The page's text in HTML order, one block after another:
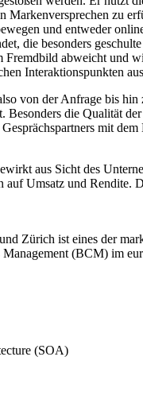
Markenversprechen
und entweder
die besonders
abweicht und
Interaktionspunkten
von der Anfrage bis
die Qualität
mit
aus Sicht des
Umsatz und Rendite.
Zürich ist eines der
(BCM) im
(SOA)